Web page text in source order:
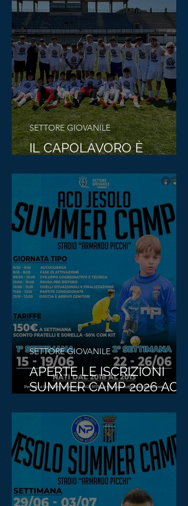
IL CAPOLAVORO È
SETTORE GIOVANILE
APERTE LE ISCRIZIONI
SUMMER CAMP 2026 ACD
SETTORE GIOVANILE